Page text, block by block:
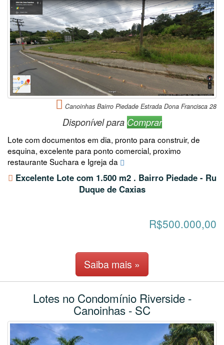
Canoinhas Bairro Piedade Estrada Dona Francisca 28
Disponível para Comprar
Lote com documentos em dia, pronto para construir, de
esquina, excelente para ponto comercial, proximo
restaurante Suchara e Igreja da
Excelente Lote com 1.500 m2 . Bairro Piedade - Ru
Duque de Caxias
R$500.000,00
Saiba mais »
Lotes no Condomí­nio Riverside -
Canoinhas - SC